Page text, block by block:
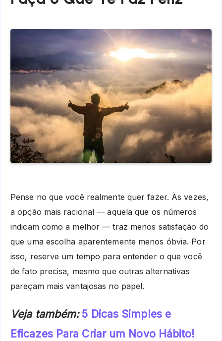
Pense no que você realmente quer fazer. Às vezes,
a opção mais racional — aquela que os números
indicam como a melhor — traz menos satisfação do
que uma escolha aparentemente menos óbvia. Por
isso, reserve um tempo para entender o que você
de fato precisa, mesmo que outras alternativas
pareçam mais vantajosas no papel.
Veja também:5 Dicas Simples e
Eficazes Para Criar um Novo Hábito!